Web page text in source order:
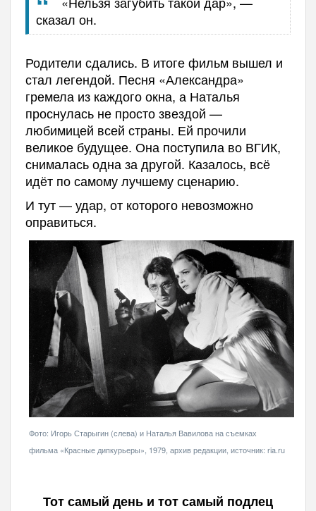
сказал он.
Родители сдались. В итоге фильм вышел и
стал легендой. Песня «Александра»
гремела из каждого окна, а Наталья
проснулась не просто звездой —
любимицей всей страны. Ей прочили
великое будущее. Она поступила во ВГИК,
снималась одна за другой. Казалось, всё
идёт по самому лучшему сценарию.
И тут — удар, от которого невозможно
оправиться.
Фото: Игорь Старыгин (слева) и Наталья Вавилова на съемках
фильма «Красные дипкурьеры», 1979, архив редакции, источник: ria.ru
Тот самый день и тот самый подлец